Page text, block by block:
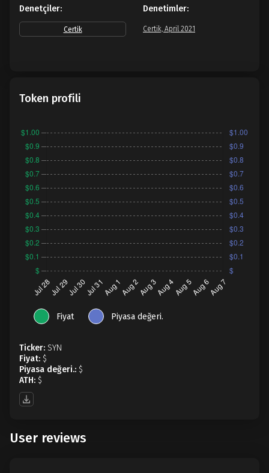
Denetçiler:
Certik
Denetimler:
Certik, April 2021
Token profili
Fiyat Piyasa değeri.
Ticker: SYN
Fiyat: $
Piyasa değeri.: $
ATH: $
User reviews